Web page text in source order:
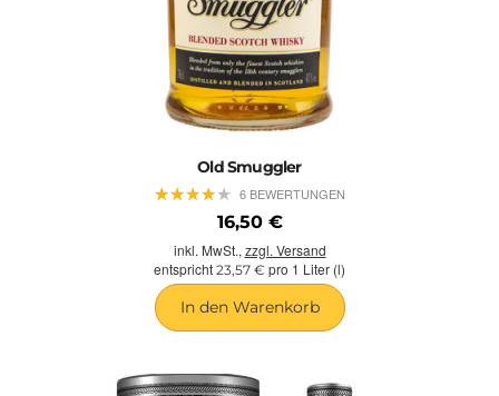
Old Smuggler
★★★★★
★★★★★ 6 BEWERTUNGEN
16,50 €
inkl. MwSt., zzgl. Versand
entspricht 23,57 € pro 1 Liter (l)
In den Warenkorb